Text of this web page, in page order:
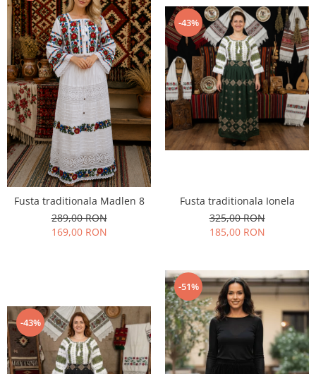
Fusta traditionala Madlen 8
289,00 RON
169,00 RON
-43%
Fusta traditionala Ionela
325,00 RON
185,00 RON
-43%
-51%